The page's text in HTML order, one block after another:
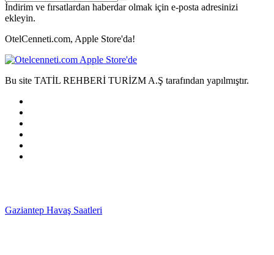
İndirim ve fırsatlardan haberdar olmak için e-posta adresinizi
ekleyin.
OtelCenneti.com, Apple Store'da!
Bu site TATİL REHBERİ TURİZM A.Ş tarafından yapılmıştır.
Gaziantep Havaş Saatleri